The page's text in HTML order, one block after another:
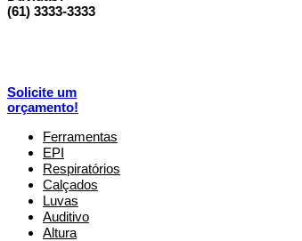
(61) 3333-3333
Solicite um
orçamento!
Ferramentas
EPI
Respiratórios
Calçados
Luvas
Auditivo
Altura